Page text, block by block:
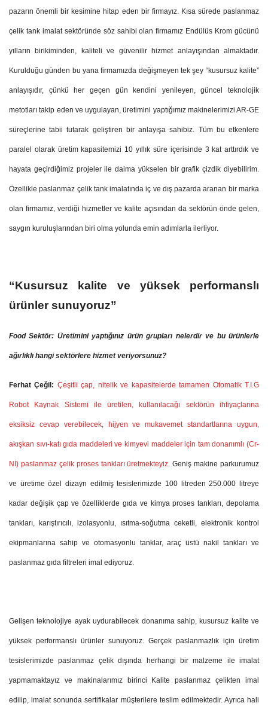
pazarın önemli bir kesimine hitap eden bir firmayız. Kısa sürede paslanmaz
çelik tank imalat sektöründe söz sahibi olan firmamız Endülüs Krom gücünü
yılların birikiminden, kaliteli ve güvenilir hizmet anlayışından almaktadır.
Kurulduğu günden bu yana firmamızda değişmeyen tek şey “kusursuz kalite”
anlayışıdır, çünkü her geçen gün kendini yenileyen, güncel teknolojik
metotları takip eden ve uygulayan, üretimini yaptığımız makinelerimizi AR-GE
süreçlerine tabii tutarak geliştiren bir anlayışa sahibiz. Tüm bu etkenlere
paralel olarak üretim kapasitemizi 10 yıllık süre içerisinde 3 kat arttırdık ve
hayata geçirdiğimiz projeler ile daima yükselen bir grafik çizdik diyebilirim.
Özellikle paslanmaz çelik tank imalatında iç ve dış pazarda aranan bir marka
olan firmamız, verdiği hizmetler ve kalite açısından da sektörün önde gelen,
saygın kuruluşlarından biri olma yolunda emin adımlarla ilerliyor.
“Kusursuz kalite ve yüksek performanslı
ürünler sunuyoruz”
Food Sektör: Üretimini yaptığınız ürün grupları nelerdir ve bu ürünlerle
ağırlıklı hangi sektörlere hizmet veriyorsunuz?
Ferhat Çeğil: Çeşitli çap, nitelik ve kapasitelerde tamamen Otomatik T.I.G
Robot Kaynak Sistemi ile üretilen, kullanılacağı sektörün ihtiyaçlarına
eksiksiz cevap verebilecek, hijyen ve mukavemet standartlarına uygun,
akışkan sıvı-katı gıda maddeleri ve kimyevi maddeler için tam donanımlı (Cr-
Nİ) paslanmaz çelik proses tankları üretmekteyiz. Geniş makine parkurumuz
ve üretime özel dizayn edilmiş tesislerimizde 100 litreden 250.000 litreye
kadar değişik çap ve özelliklerde gıda ve kimya proses tankları, depolama
tankları, karıştırıcılı, izolasyonlu, ısıtma-soğutma ceketli, elektronik kontrol
ekipmanlarına sahip ve otomasyonlu tanklar, araç üstü nakil tankları ve
paslanmaz gıda filtreleri imal ediyoruz.
Gelişen teknolojiye ayak uydurabilecek donanıma sahip, kusursuz kalite ve
yüksek performanslı ürünler sunuyoruz. Gerçek paslanmazlık için üretim
tesislerimizde paslanmaz çelik dışında herhangi bir malzeme ile imalat
yapmamaktayız ve makinalarımız birinci Kalite paslanmaz çelikten imal
edilip, imalat sonunda sertifikalar müşterilere teslim edilmektedir. Ayrıca hali